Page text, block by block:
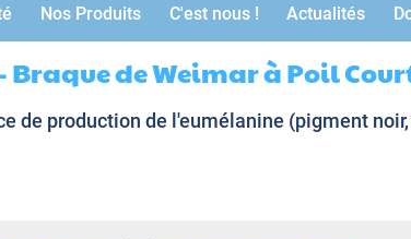
Nos Produits C'est nous ! Actualités
- Braque de Weimar à Poil
de production de l'eumélanine (pigment